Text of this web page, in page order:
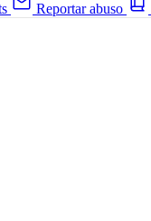
Reportar abuso